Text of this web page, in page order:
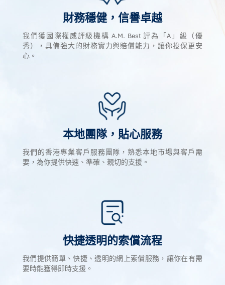
財務穩健，信譽卓越
我們獲國際權威評級機構 A.M. Best 評為「A」級（優
秀），具備強大的財務實力與賠償能力，讓你投保更安
心。
本地團隊，貼心服務
我們的香港專業客戶服務團隊，熟悉本地市場與客戶需
要，為你提供快速、準確、親切的支援。
快捷透明的索償流程
我們提供簡單、快捷、透明的網上索償服務，讓你在有需
要時能獲得即時支援。